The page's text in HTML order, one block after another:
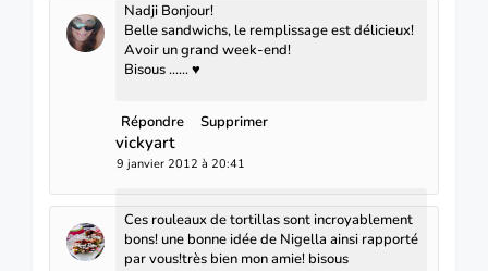
Nadji Bonjour!
Belle sandwichs, le remplissage est délicieux!
Avoir un grand week-end!
Bisous ...... ♥
Répondre Supprimer
vickyart
9 janvier 2012 à 20:41
Ces rouleaux de tortillas sont incroyablement
bons! une bonne idée de Nigella ainsi rapporté
par vous!très bien mon amie! bisous